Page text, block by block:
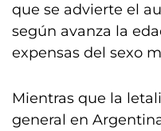
que se advierte el
según avanza la
expensas del sexo
Mientras que la
general en